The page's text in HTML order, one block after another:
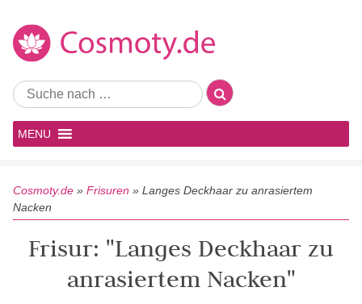
MENU
Cosmoty.de » Frisuren » Langes Deckhaar zu anrasiertem
Nacken
Frisur: "Langes Deckhaar zu
anrasiertem Nacken"